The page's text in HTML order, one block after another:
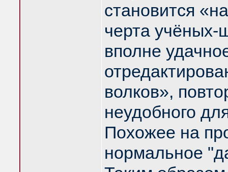
становится
черта учёных-
вполне
волков»,
неудобного
Похожее на
нормальное